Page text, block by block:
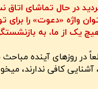
در حال تماشای
واژه «دعوت» را
یک از ما، به
روزهای آینده مباحث
کافی ندارند،